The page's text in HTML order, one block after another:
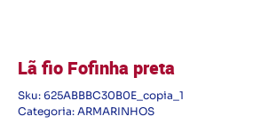
Lã fio Fofinha preta
Sku: 625ABBBC30B0E_copia_1
Categoria: ARMARINHOS